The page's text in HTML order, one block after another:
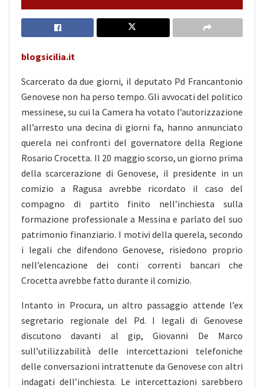
blogsicilia.it
Scarcerato da due giorni, il deputato Pd Francantonio
Genovese non ha perso tempo. Gli avvocati del politico
messinese, su cui la Camera ha votato l’autorizzazione
all’arresto una decina di giorni fa, hanno annunciato
querela nei confronti del governatore della Regione
Rosario Crocetta. Il 20 maggio scorso, un giorno prima
della scarcerazione di Genovese, il presidente in un
comizio a Ragusa avrebbe ricordato il caso del
compagno di partito finito nell’inchiesta sulla
formazione professionale a Messina e parlato del suo
patrimonio finanziario. I motivi della querela, secondo
i legali che difendono Genovese, risiedono proprio
nell’elencazione dei conti correnti bancari che
Crocetta avrebbe fatto durante il comizio.
Intanto in Procura, un altro passaggio attende l’ex
segretario regionale del Pd. I legali di Genovese
discutono davanti al gip, Giovanni De Marco
sull’utilizzabilità delle intercettazioni telefoniche
delle conversazioni intrattenute da Genovese con altri
indagati dell’inchiesta. Le intercettazioni sarebbero